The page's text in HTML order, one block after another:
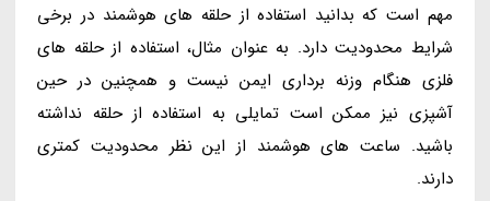
مهم است که بدانید استفاده از حلقه های هوشمند در برخی
شرایط محدودیت دارد. به عنوان مثال، استفاده از حلقه های
فلزی هنگام وزنه برداری ایمن نیست و همچنین در حین
آشپزی نیز ممکن است تمایلی به استفاده از حلقه نداشته
باشید. ساعت های هوشمند از این نظر محدودیت کمتری
دارند.